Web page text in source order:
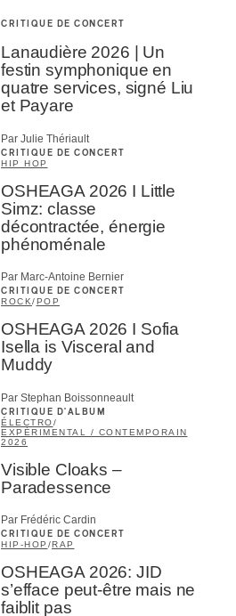
CRITIQUE DE CONCERT
Lanaudière 2026 | Un
festin symphonique en
quatre services, signé Liu
et Payare
Par Julie Thériault
CRITIQUE DE CONCERT
HIP HOP
OSHEAGA 2026 I Little
Simz: classe
décontractée, énergie
phénoménale
Par Marc-Antoine Bernier
CRITIQUE DE CONCERT
ROCK/POP
OSHEAGA 2026 I Sofia
Isella is Visceral and
Muddy
Par Stephan Boissonneault
CRITIQUE D'ALBUM
ÉLECTRO/
EXPÉRIMENTAL / CONTEMPORAIN
2026
Visible Cloaks –
Paradessence
Par Frédéric Cardin
CRITIQUE DE CONCERT
HIP-HOP /RAP
OSHEAGA 2026: JID
s’efface peut-être mais ne
faiblit pas